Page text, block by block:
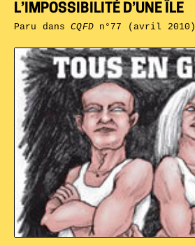
L’IMPOSSIBILITÉ D’UNE ÎLE
Paru dansCQFDn°77 (avril 2010)